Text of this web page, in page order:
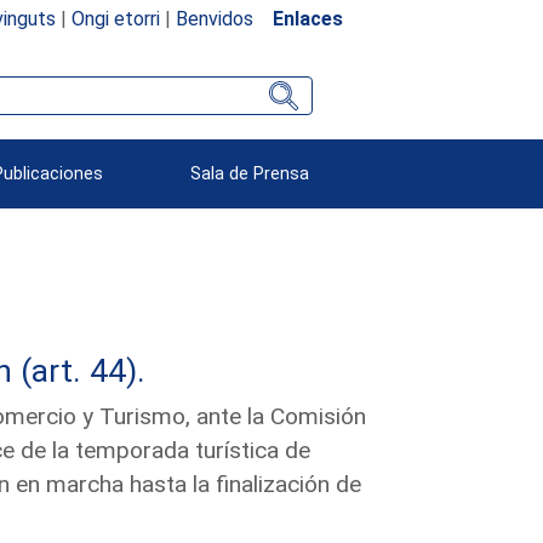
| Ongi etorri| Benvidos Enlaces
Sala de Prensa
(art. 44).
y Turismo, ante la Comisión
de la temporada turística de
en marcha hasta la finalización de